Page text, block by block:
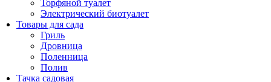
Торфяной туалет
Электрический биотуалет
Товары для сада
Гриль
Дровница
Поленница
Полив
Тачка садовая